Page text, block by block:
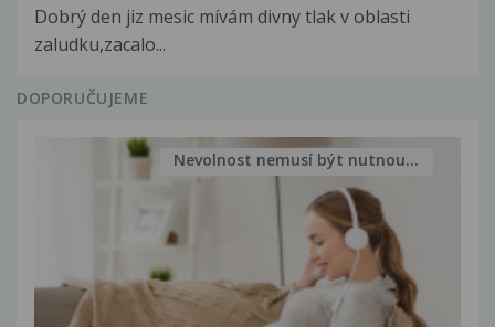
Dobrý den jiz mesic mívám divny tlak v oblasti
zaludku,zacalo...
DOPORUČUJEME
Nevolnost nemusí být nutnou...